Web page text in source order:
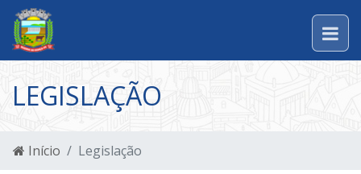
LEGISLAÇÃO
Início Legislação